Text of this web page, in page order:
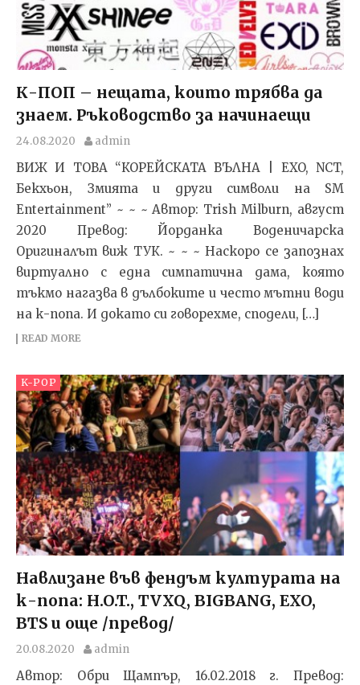
К-ПОП – нещaтa, които трябвa дa
знaем. Ръководство за начинаещи
24.08.2020 admin
ВИЖ И ТОВА “КОРЕЙСКАТА ВЪЛНА | EXO, NCT,
Бекхьон, Змията и други символи на SM
Entertainment” ~ ~ ~ Автор: Trish Milburn, август
2020 Превод: Йорданка Воденичарска
Оригиналът виж ТУК. ~ ~ ~ Наскоро се запознах
виртуално с една симпатична дама, която
тъкмо нагазва в дълбоките и често мътни води
на к-попа. И докато си говорехме, сподели, […]
READ MORE
K-POP
Навлизане във фендъм културата на
к-попа: H.O.T., TVXQ, BIGBANG, EXO,
BTS и още /превод/
20.08.2020 admin
Автор: Обри Щампър, 16.02.2018 г. Превод: